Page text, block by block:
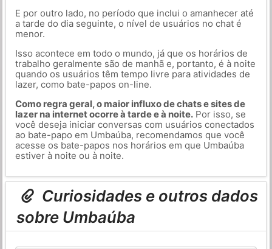
E por outro lado, no período que inclui o amanhecer até
a tarde do dia seguinte, o nível de usuários no chat é
menor.
Isso acontece em todo o mundo, já que os horários de
trabalho geralmente são de manhã e, portanto, é à noite
quando os usuários têm tempo livre para atividades de
lazer, como bate-papos on-line.
Como regra geral, o maior influxo de chats e sites de
lazer na internet ocorre à tarde e à noite.Por isso, se
você deseja iniciar conversas com usuários conectados
ao bate-papo em Umbaúba, recomendamos que você
acesse os bate-papos nos horários em que Umbaúba
estiver à noite ou à noite.
Curiosidades e outros dados
sobre Umbaúba